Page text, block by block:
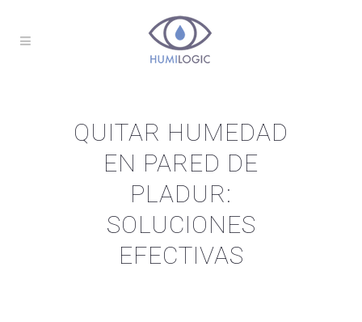
QUITAR HUMEDAD
EN PARED DE
PLADUR:
SOLUCIONES
EFECTIVAS